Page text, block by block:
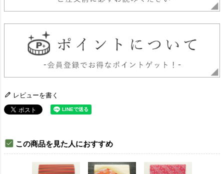
レビューを書く
この商品を見た人におすすめ